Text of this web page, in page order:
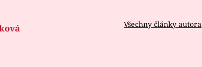
Všechny články autora